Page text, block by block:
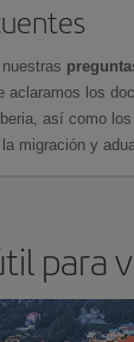
aclaramos los
así como
migración y
para